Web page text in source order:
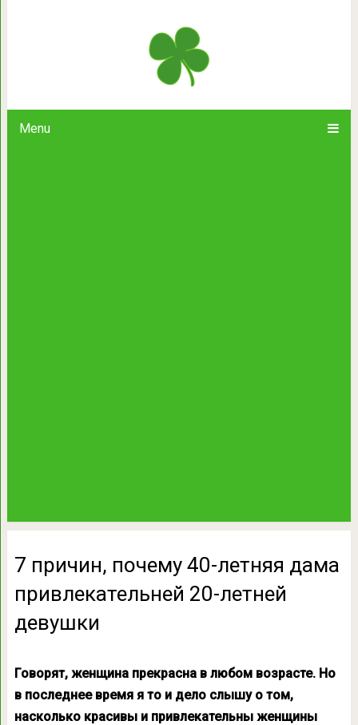
Menu
7 причин, почему 40-летняя дама
7 причин, почему 40-летняя дама
привлекательней 20-летней
девушки
Говорят, женщина прекрасна в любом возрасте. Но
в последнее время я то и дело слышу о том,
насколько красивы и привлекательны женщины